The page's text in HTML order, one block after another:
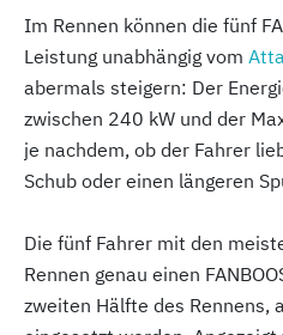
Im Rennen können die fünf
Leistung unabhängig vom
abermals steigern: Der
zwischen 240 kW und der
je nachdem, ob der Fahrer
Schub oder einen längeren
Die fünf Fahrer mit den
Rennen genau einen
zweiten Hälfte des Rennens,